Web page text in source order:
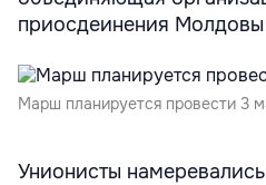
приосдеинения
Марш планируется провести 3
Унионисты